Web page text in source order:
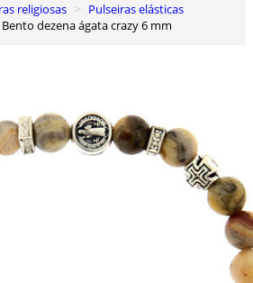
religiosas
Pulseiras elásticas
Bento dezena ágata crazy 6 mm